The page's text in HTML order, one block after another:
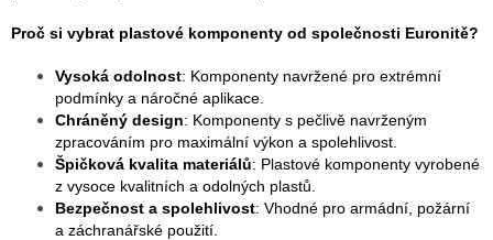
Proč si vybrat plastové komponenty od společnosti Euronitě?
Vysoká odolnost: Komponenty navržené pro extrémní
podmínky a náročné aplikace.
Chráněný design: Komponenty s pečlivě navrženým
zpracováním pro maximální výkon a spolehlivost.
Špičková kvalita materiálů: Plastové komponenty vyrobené
z vysoce kvalitních a odolných plastů.
Bezpečnost a spolehlivost: Vhodné pro armádní, požární
a záchranářské použití.